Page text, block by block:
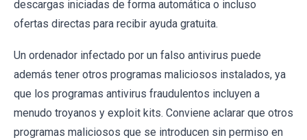
descargas iniciadas de forma automática o incluso
ofertas directas para recibir ayuda gratuita.
Un ordenador infectado por un falso antivirus puede
además tener otros programas maliciosos instalados, ya
que los programas antivirus fraudulentos incluyen a
menudo troyanos y exploit kits. Conviene aclarar que otros
programas maliciosos que se introducen sin permiso en